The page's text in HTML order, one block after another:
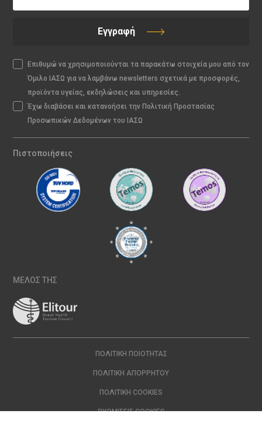
Εγγραφή
Επιθυμώ να χρησιμοποιούνται τα παρακάτω στοιχεία μου από τον
Όμιλο ΙΑΣΩ για να λαμβάνω newsletters σχετικά με προσφορές,
προϊόντα υγείας, εκδηλώσεις και υπηρεσίες.
Έχω διαβάσει και κατανοήσει την Πολιτική Προστασίας
Προσωπικών Δεδομένων του ΙΑΣΩ
Πιστοποιήσεις
ΜΕΛΟΣ ΤΗΣ
ΠΟΛΙΤΙΚΉ ΠΟΙΌΤΗΤΑΣ
ΠΟΛΙΤΙΚΉ ΑΠΟΡΡΉΤΟΥ
ΠΟΛΙΤΙΚΉ COOKIES
ΡΥΘΜΊΣΕΙΣ COOKIES